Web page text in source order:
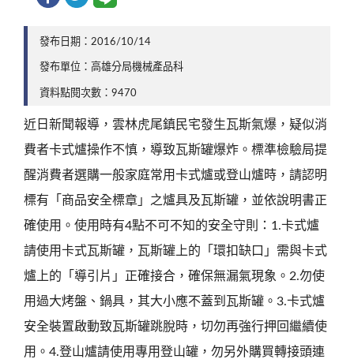
發布日期：2016/10/14
發布單位：高雄分局機械產品科
資料點閱次數：9470
近日新聞報導，雲林虎尾鎮民宅發生瓦斯氣爆，疑似消
費者卡式爐操作不慎，導致瓦斯罐爆炸。標準檢驗局提
醒消費者選購一般家庭常用卡式爐或登山爐時，請認明
標有「商品安全標章」之爐具及瓦斯罐，並依說明書正
確使用。使用時有4點不可不知的安全守則：1.卡式爐
請使用卡式瓦斯罐，瓦斯罐上的「環扣缺口」需與卡式
爐上的「導引片」正確接合，確保無漏氣現象。2.勿使
用過大烤盤、鍋具，其大小應不蓋到瓦斯罐。3.卡式爐
安全裝置啟動致瓦斯罐跳脫時，切勿再強行押回繼續使
用。4.登山爐請使用專用登山罐，勿另外購買轉接頭連